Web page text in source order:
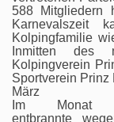
588 Mitgliedern
Karnevalszeit
Kolpingfamilie
Inmitten des
Kolpingverein
Sportverein Prinz
März
Im Monat
entbrannte